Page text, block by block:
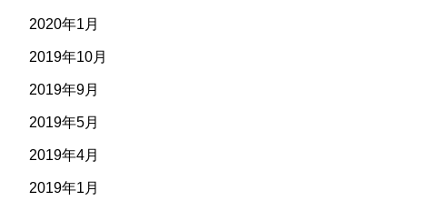
2020年1月
2019年10月
2019年9月
2019年5月
2019年4月
2019年1月